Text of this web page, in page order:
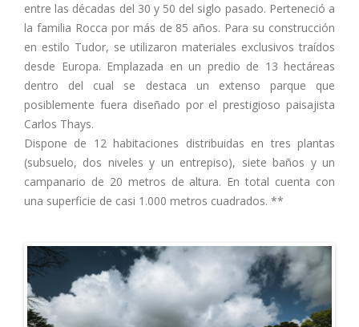
entre las décadas del 30 y 50 del siglo pasado. Perteneció a
la familia Rocca por más de 85 años. Para su construcción
en estilo Tudor, se utilizaron materiales exclusivos traídos
desde Europa. Emplazada en un predio de 13 hectáreas
dentro del cual se destaca un extenso parque que
posiblemente fuera diseñado por el prestigioso paisajista
Carlos Thays.
Dispone de 12 habitaciones distribuidas en tres plantas
(subsuelo, dos niveles y un entrepiso), siete baños y un
campanario de 20 metros de altura. En total cuenta con
una superficie de casi 1.000 metros cuadrados. **